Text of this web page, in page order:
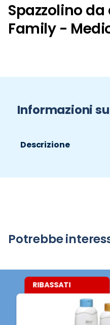
Spazzolino
Family -
Informazioni
Descrizione
Potrebbe
RIBASSATI